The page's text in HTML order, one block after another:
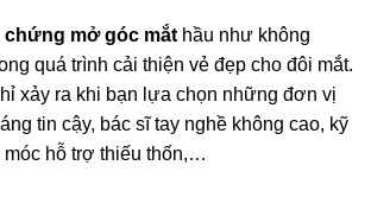
chứng mở góc mắthầu như không
quá trình cải thiện vẻ đẹp cho đôi mắt.
xảy ra khi bạn lựa chọn những đơn vị
tin cậy, bác sĩ tay nghề không cao, kỹ
móc hỗ trợ thiếu thốn,…